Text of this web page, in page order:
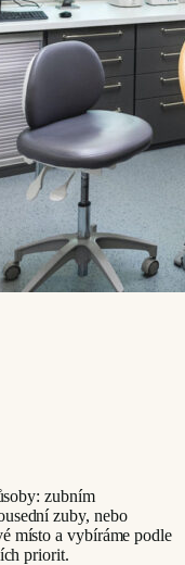
zubním
zuby, nebo
místo a vybíráme podle
priorit.